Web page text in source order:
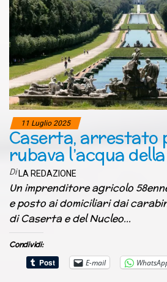
11 Luglio 2025
Caserta, arrestato
rubava l’acqua
Di LA REDAZIONE
Un imprenditore agricolo
e posto ai domiciliari dai
di Caserta e del Nucleo…
Condividi:
E-mail